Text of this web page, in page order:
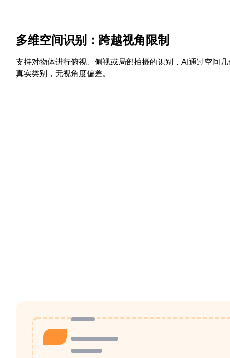
多维空间识别：跨越视角限制
支持对物体进行俯视、侧视或局部拍摄的识别，AI通过空间
真实类别，无视角度偏差。